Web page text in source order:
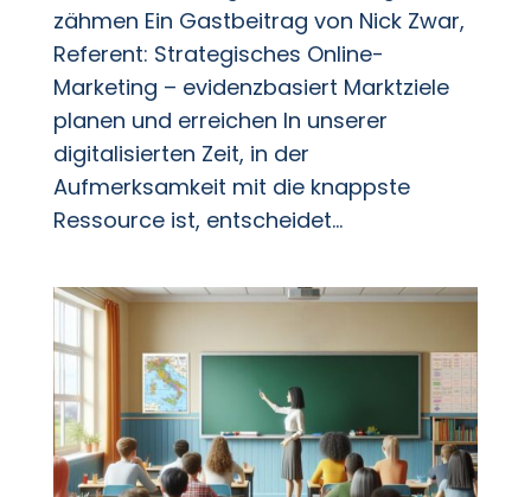
zähmen Ein Gastbeitrag von Nick Zwar,
Referent: Strategisches Online-
Marketing – evidenzbasiert Marktziele
planen und erreichen In unserer
digitalisierten Zeit, in der
Aufmerksamkeit mit die knappste
Ressource ist, entscheidet...